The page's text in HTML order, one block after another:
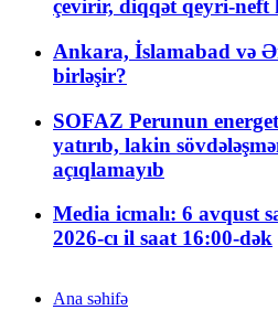
çevirir, diqqət qeyri-neft
Ankara, İslamabad və
birləşir?
SOFAZ Perunun
yatırıb, lakin
açıqlamayıb
Media icmalı: 6 avqust
2026-cı il saat 16:00-dək
Ana səhifə